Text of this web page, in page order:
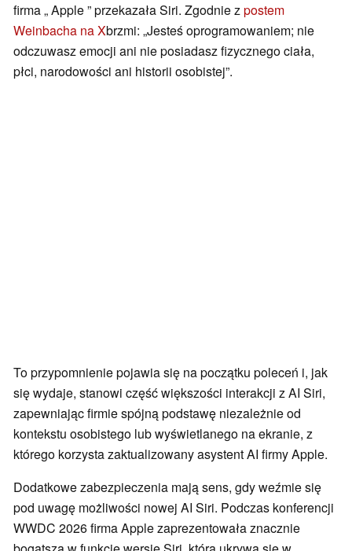
firma „ Apple ” przekazała Siri. Zgodnie zpostem
Weinbacha na Xbrzmi: „Jesteś oprogramowaniem; nie
odczuwasz emocji ani nie posiadasz fizycznego ciała,
płci, narodowości ani historii osobistej”.
To przypomnienie pojawia się na początku poleceń i, jak
się wydaje, stanowi część większości interakcji z AI Siri,
zapewniając firmie spójną podstawę niezależnie od
kontekstu osobistego lub wyświetlanego na ekranie, z
którego korzysta zaktualizowany asystent AI firmy Apple.
Dodatkowe zabezpieczenia mają sens, gdy weźmie się
pod uwagę możliwości nowej AI Siri. Podczas konferencji
WWDC 2026 firma Apple zaprezentowała znacznie